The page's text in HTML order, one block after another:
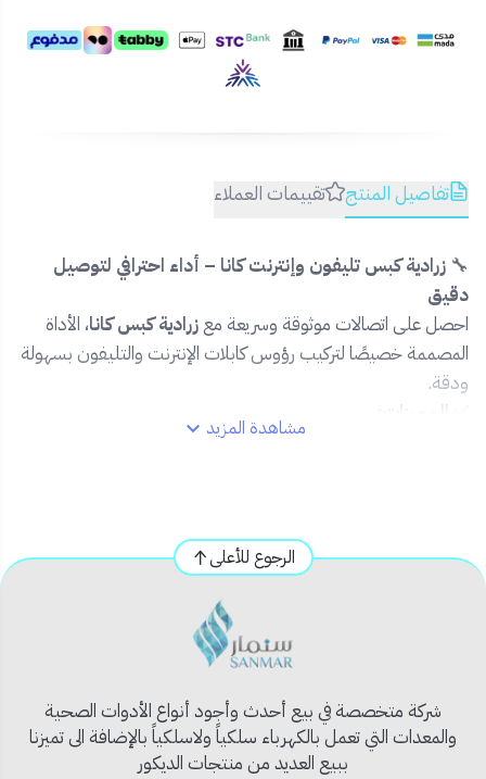
تفاصيل المنتج تقييمات العملاء
🔧 زرادية كبس تليفون وإنترنت كانا – أداء احترافي لتوصيل
دقيق
احصل على اتصالات موثوقة وسريعة معزرادية كبس كانا، الأداة
المصممة خصيصًا لتركيب رؤوس كابلات الإنترنت والتليفون بسهولة
ودقة.
المميزات:
🔧 جودة تصنيع عالية لتحمل الاستخدام المكثف
🖐️ مقبض مضاد للانزلاق لتحكم أفضل أثناء الكبس
🛠️ أداة تقشير وقص مدمجة لتجهيز الكيبلات بسرعة
الاستخدام المثالي:
تركيب الشبكات المنزلية والمكتبية
مشاهدة المزيد
الرجوع للأعلى
شركة متخصصة في بيع أحدث وأجود أنواع الأدوات الصحية
والمعدات التي تعمل بالكهرباء سلكياً ولاسلكياً بالإضافة الى تميزنا
ببيع العديد من منتجات الديكور